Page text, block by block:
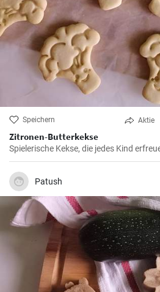
Speichern Aktie
Zitronen-Butterkekse
Spielerische Kekse, die jedes Kind
Patush